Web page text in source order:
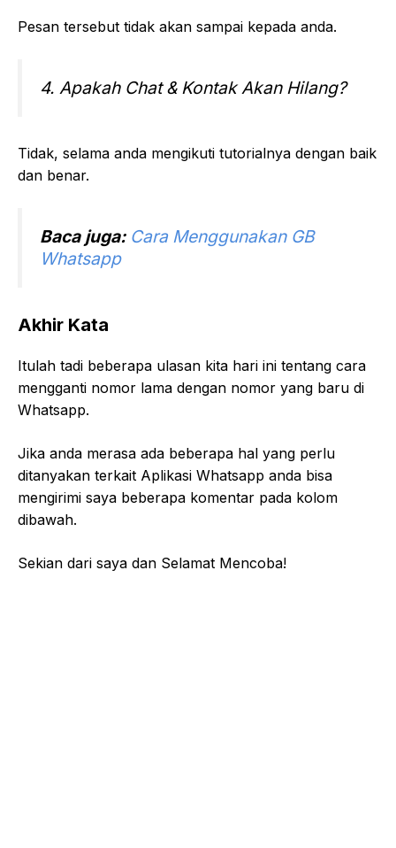
Pesan tersebut tidak akan sampai kepada anda.
4. Apakah Chat & Kontak Akan Hilang?
Tidak, selama anda mengikuti tutorialnya dengan baik
dan benar.
Baca juga: Cara Menggunakan GB
Whatsapp
Akhir Kata
Itulah tadi beberapa ulasan kita hari ini tentang cara
mengganti nomor lama dengan nomor yang baru di
Whatsapp.
Jika anda merasa ada beberapa hal yang perlu
ditanyakan terkait Aplikasi Whatsapp anda bisa
mengirimi saya beberapa komentar pada kolom
dibawah.
Sekian dari saya dan Selamat Mencoba!